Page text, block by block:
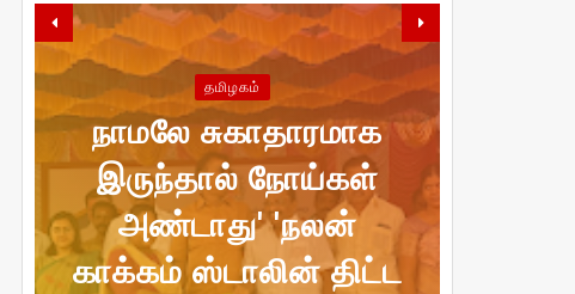
இந்திய திரையுலகின்
தமிழகம்
நாமலே சுகாதாரமாக
இருந்தால் நோய்கள்
அண்டாது' 'நலன்
காக்கம் ஸ்டாலின் திட்ட